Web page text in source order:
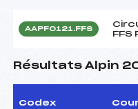
AAPF0121.FFS
FFS
Résultats Alpin
Codex